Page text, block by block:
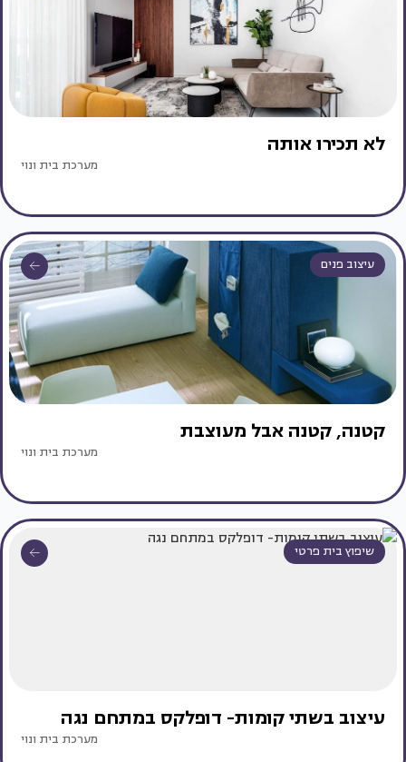
לא תכירו אותה
מערכת בית ונוי
עיצוב פנים
קטנה, קטנה אבל מעוצבת
מערכת בית ונוי
שיפוץ בית פרטי
עיצוב בשתי קומות- דופלקס במתחם נגה
מערכת בית ונוי